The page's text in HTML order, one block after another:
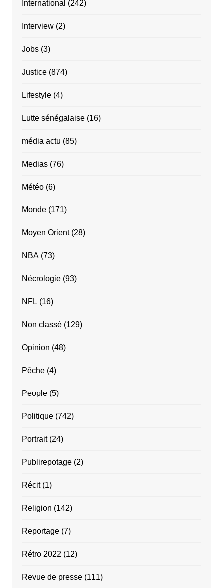
International (242)
Interview(2)
Jobs(3)
Justice(874)
Lifestyle(4)
Lutte sénégalaise(16)
média actu (85)
Medias(76)
Météo(6)
Monde(171)
Moyen Orient(28)
NBA(73)
Nécrologie(93)
NFL (16)
Non classé(129)
Opinion (48)
Pêche(4)
People(5)
Politique(742)
Portrait(24)
Publirepotage(2)
Récit(1)
Religion (142)
Reportage(7)
Rétro 2022 (12)
Revue de presse(111)